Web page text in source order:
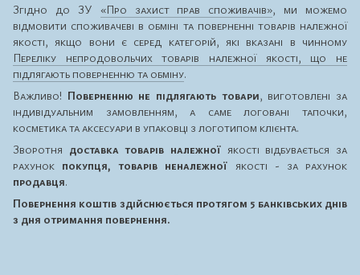
Згідно до ЗУ «Про захист прав споживачів», ми можемо
відмовити споживачеві в обміні та поверненні товарів належної
якості, якщо вони є серед категорій, які вказані в чинному
Переліку непродовольчих товарів належної якості, що не
підлягають поверненню та обміну.
Важливо! Поверненню не підлягають товари, виготовлені за
індивідуальним замовленням, а саме логовані тапочки,
косметика та аксесуари в упаковці з логотипом клієнта.
Зворотня доставка товарів належної якості відбувається за
рахунок покупця, товарів неналежної якості - за рахунок
продавця.
Повернення коштів здійснюється протягом 5 банківських днів
з дня отримання повернення.